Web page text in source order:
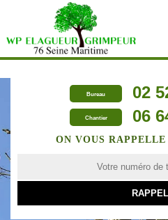
Bureau 02
Chantier 06
ON VOUS